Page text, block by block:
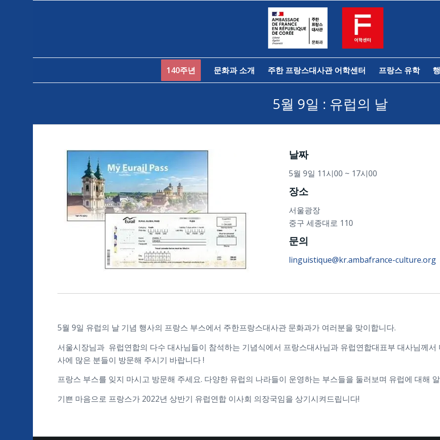
140주년 문화과 소개 주한 프랑스대사관 어학센터 프랑스 유학
5월 9일 : 유럽의 날
날짜
5월 9일 11시00 ~ 17시00
장소
서울광장
중구 세종대로 110
문의
linguistique@kr.ambafrance-culture.org
5월 9일 유럽의 날 기념 행사의 프랑스 부스에서 주한프랑스대사관 문화과가 여러분을 맞이합니다.
서울시장님과 유럽연합의 다수 대사님들이 참석하는 기념식에서 프랑스대사님과 유럽연합대표부 대사님께
사에 많은 분들이 방문해 주시기 바랍니다 !
프랑스 부스를 잊지 마시고 방문해 주세요. 다양한 유럽의 나라들이 운영하는 부스들을 둘러보며 유럽에 대해
기쁜 마음으로 프랑스가 2022년 상반기 유럽연합 이사회 의장국임을 상기시켜드립니다!